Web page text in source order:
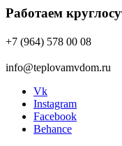
Работаем
+7 (964) 578 00 08
info@teplovamvdom.ru
Vk
Instagram
Facebook
Behance